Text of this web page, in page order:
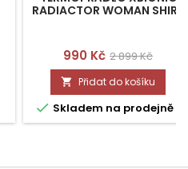
RADIACTOR WOMAN SHIRT
Cena
990 Kč Běžná
cena
2 899 Kč
 Přidat do košíku
 Skladem na prodejně